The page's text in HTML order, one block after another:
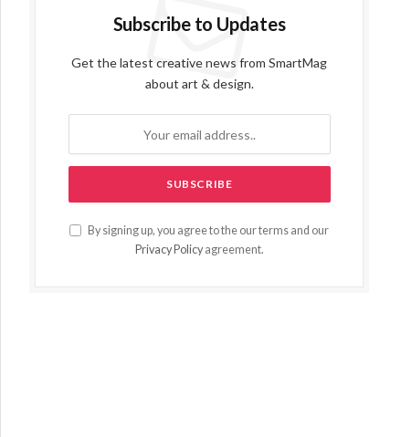
Subscribe to Updates
Get the latest creative news from SmartMag
about art & design.
By signing up, you agree to the our terms and our
Privacy Policyagreement.